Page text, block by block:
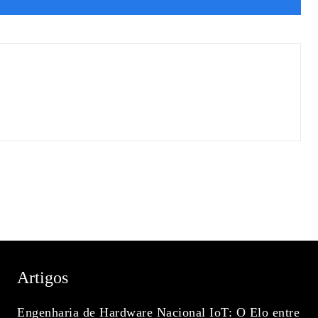
Artigos
Engenharia de Hardware Nacional IoT: O Elo entre